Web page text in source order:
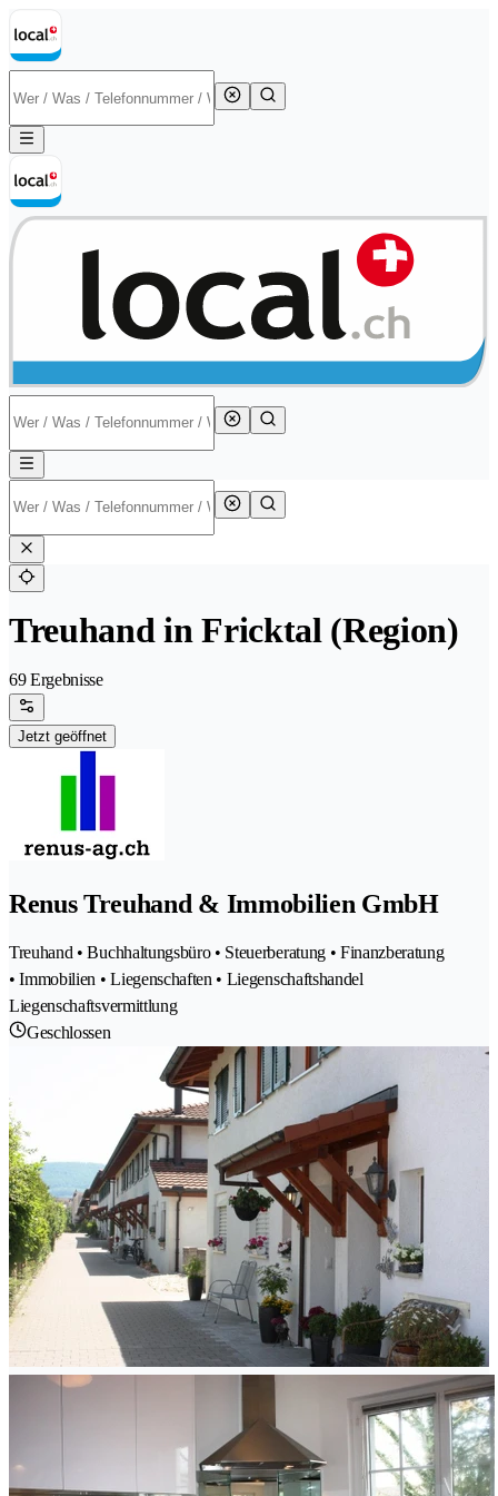
Treuhand in Fricktal (Region)
69 Ergebnisse
Jetzt geöffnet
Renus Treuhand & Immobilien GmbH
Treuhand • Buchhaltungsbüro • Steuerberatung • Finanzberatung
• Immobilien • Liegenschaften • Liegenschaftshandel
Liegenschaftsvermittlung
Geschlossen